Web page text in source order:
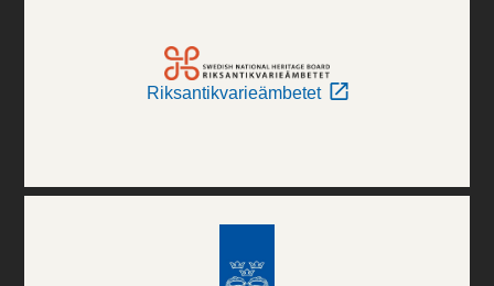
Riksantikvarieämbetet